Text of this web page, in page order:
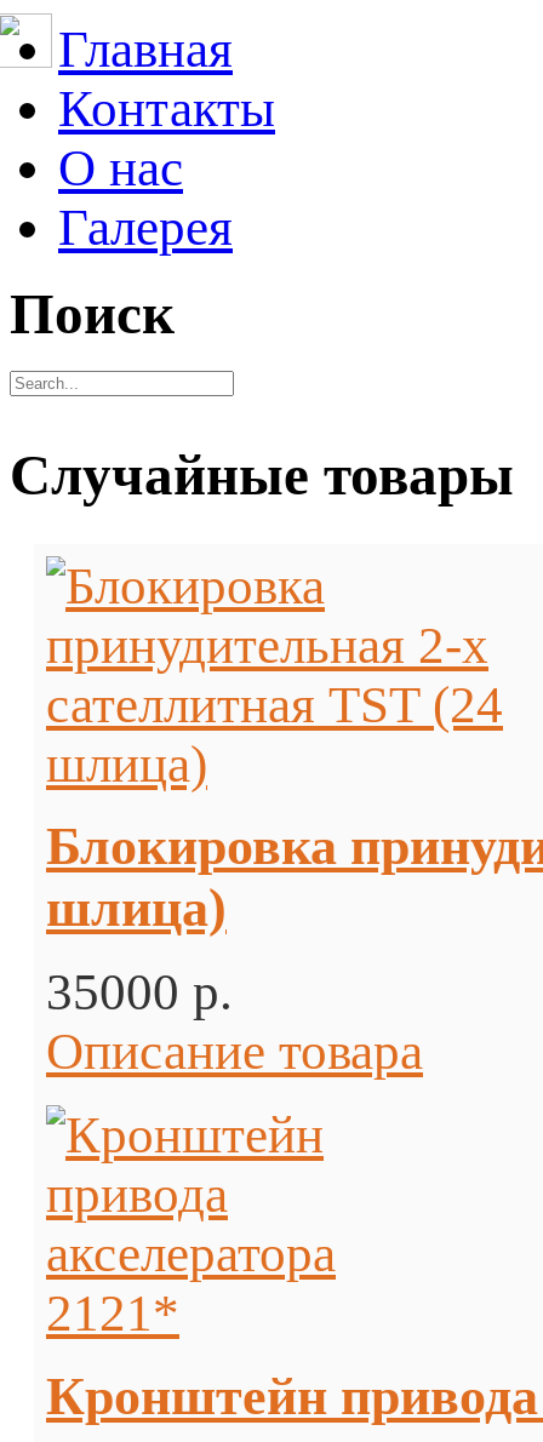
Главная
Контакты
О нас
Галерея
Поиск
Случайные товары
Блокировка
шлица)
35000 p.
Описание товара
Кронштейн привода